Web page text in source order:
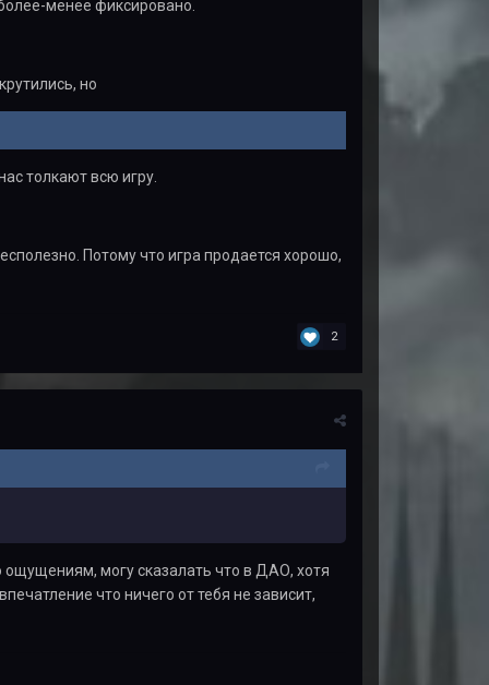
менее фиксировано.
но
толкают всю игру.
Потому что игра продается хорошо,
2
могу сказалать что в ДАО, хотя
что ничего от тебя не зависит,